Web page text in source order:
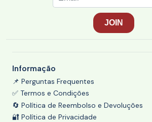
Informação
📌 Perguntas Frequentes
✅ Termos e Condições
🔄 Política de Reembolso e Devoluções
🔐 Política de Privacidade